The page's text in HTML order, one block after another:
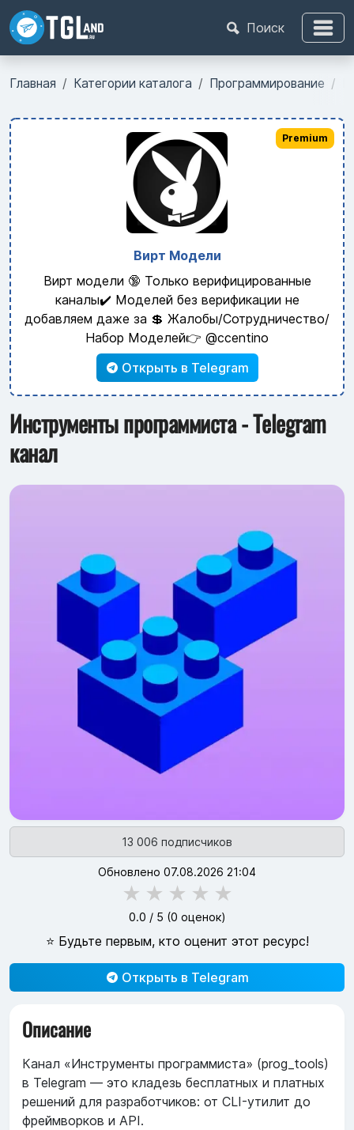
Поиск
Главная Категории каталога Программирование
Вирт Модели
Вирт модели 🔞 Только верифицированные
каналы✔️ Моделей без верификации не
добавляем даже за 💲 Жалобы/Сотрудничество/
Набор Моделей👉 @ccentino
Открыть в Telegram
Premium
Инструменты программиста - Telegram
канал
13 006 подписчиков
Обновлено 07.08.2026 21:04
★ ★ ★ ★ ★
0.0 / 5 (0 оценок)
⭐ Будьте первым, кто оценит этот ресурс!
Открыть в Telegram
Описание
Канал «Инструменты программиста» (prog_tools)
в Telegram — это кладезь бесплатных и платных
решений для разработчиков: от CLI-утилит до
фреймворков и API.